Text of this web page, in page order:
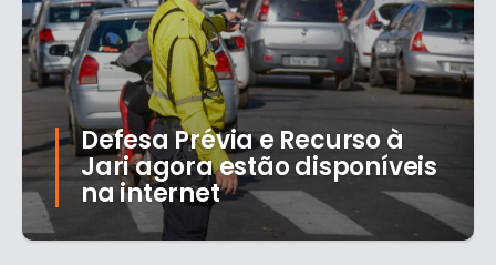
Defesa Prévia e Recurso à
Jari agora estão disponíveis
na internet